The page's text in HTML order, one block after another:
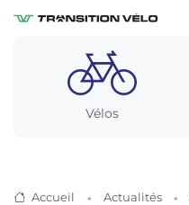
Vélos
Accueil Actualités